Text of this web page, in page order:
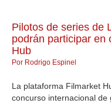
Pilotos de series de
podrán participar en
Hub
Por Rodrigo Espinel
La plataforma Filmarket
concurso internacional